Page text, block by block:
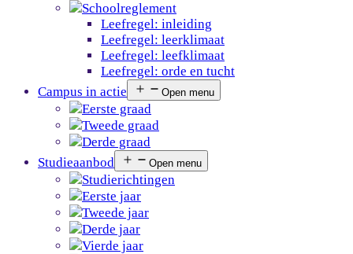
Schoolreglement
Leefregel: inleiding
Leefregel: leerklimaat
Leefregel: leefklimaat
Leefregel: orde en tucht
Campus in actie
Open menu
Eerste graad
Tweede graad
Derde graad
Studieaanbod
Open menu
Studierichtingen
Eerste jaar
Tweede jaar
Derde jaar
Vierde jaar